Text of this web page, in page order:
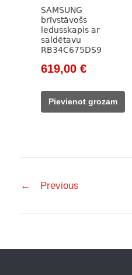
SAMSUNG
brīvstāvošs
ledusskapis ar
saldētavu
RB34C675DS9
Original
was:
799,00 €.
619,00 €Current
619,00 €.
Pievienot grozam
navigation
← Previous